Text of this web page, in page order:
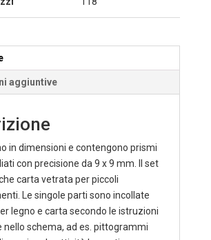
aggiuntive
in dimensioni e contengono prismi
con precisione da 9 x 9 mm. Il set
carta vetrata per piccoli
Le singole parti sono incollate
legno e carta secondo le istruzioni
nello schema, ad es. pittogrammi